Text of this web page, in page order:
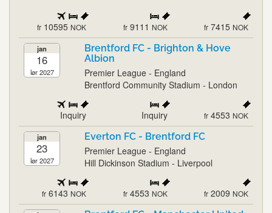
fr 10595 NOK fr 9111 NOK fr 7415 NOK
jan
16
lør 2027
Brentford FC - Brighton & Hove
Albion
Premier League - England
Brentford Community Stadium - London
Inquiry Inquiry fr 4553 NOK
jan
23
lør 2027
Everton FC - Brentford FC
Premier League - England
Hill Dickinson Stadium - Liverpool
fr 6143 NOK fr 4553 NOK fr 2009 NOK